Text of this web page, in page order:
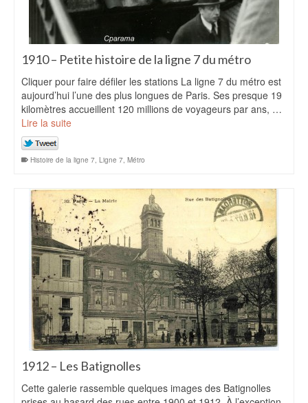
1910 – Petite histoire de la ligne 7 du métro
Cliquer pour faire défiler les stations La ligne 7 du métro est
aujourd’hui l’une des plus longues de Paris. Ses presque 19
kilomètres accueillent 120 millions de voyageurs par ans, …
Lire la suite
Histoire de la ligne 7, Ligne 7, Métro
1912 – Les Batignolles
Cette galerie rassemble quelques images des Batignolles